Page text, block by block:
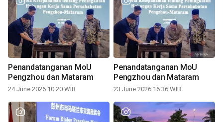
Penandatanganan MoU
Pengzhou dan Mataram
24 June 2026 10:20 WIB
Penandatanganan MoU
Pengzhou dan Mataram
23 June 2026 16:36 WIB